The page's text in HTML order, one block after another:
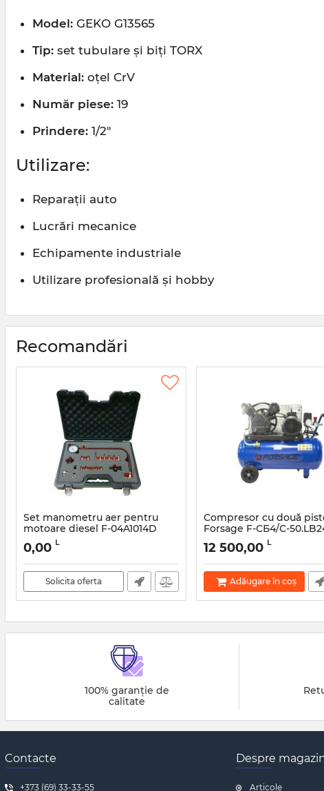
Model: GEKO G13565
Tip: set tubulare și biți TORX
Material: oțel CrV
Număr piese: 19
Prindere: 1/2"
Utilizare:
Reparații auto
Lucrări mecanice
Echipamente industriale
Utilizare profesională și hobby
Recomandări
Set manometru aer pentru
motoare diesel F-04A1014D
Articol: 45981
0,00 L
Solicita oferta
Compresor cu două
Forsage F-СБ4/С-
Articol: 47754
12 500,00 L
Adăugare în coș
100% garanție de
calitate
Contacte
+373 (69) 33-33-55
Despre
Articole